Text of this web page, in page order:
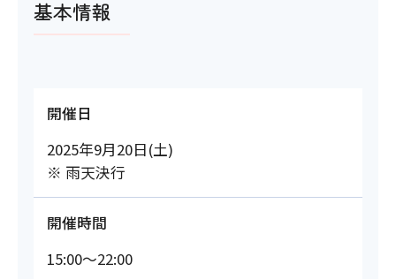
基本情報
開催日
2025年9月20日(土)
※ 雨天決行
開催時間
15:00～22:00